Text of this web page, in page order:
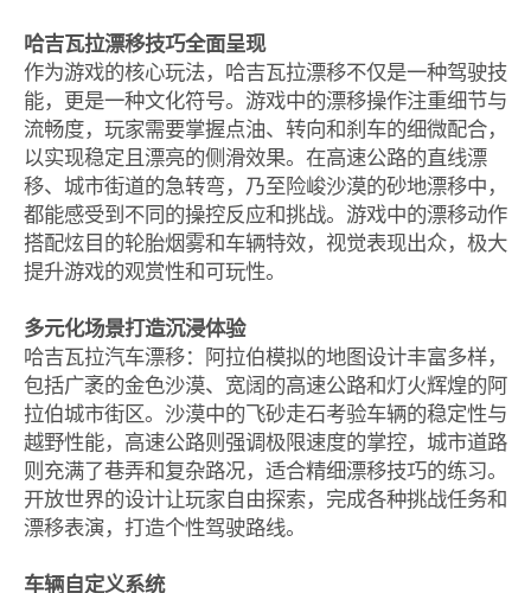
哈吉瓦拉漂移技巧全面呈现
作为游戏的核心玩法，哈吉瓦拉漂移不仅是一种驾驶技
能，更是一种文化符号。游戏中的漂移操作注重细节与
流畅度，玩家需要掌握点油、转向和刹车的细微配合，
以实现稳定且漂亮的侧滑效果。在高速公路的直线漂
移、城市街道的急转弯，乃至险峻沙漠的砂地漂移中，
都能感受到不同的操控反应和挑战。游戏中的漂移动作
搭配炫目的轮胎烟雾和车辆特效，视觉表现出众，极大
提升游戏的观赏性和可玩性。
多元化场景打造沉浸体验
哈吉瓦拉汽车漂移：阿拉伯模拟的地图设计丰富多样，
包括广袤的金色沙漠、宽阔的高速公路和灯火辉煌的阿
拉伯城市街区。沙漠中的飞砂走石考验车辆的稳定性与
越野性能，高速公路则强调极限速度的掌控，城市道路
则充满了巷弄和复杂路况，适合精细漂移技巧的练习。
开放世界的设计让玩家自由探索，完成各种挑战任务和
漂移表演，打造个性驾驶路线。
车辆自定义系统